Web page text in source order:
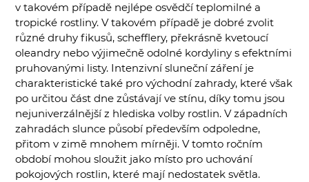
v takovém případě nejlépe osvědčí teplomilné a
tropické rostliny. V takovém případě je dobré zvolit
různé druhy fikusů, schefflery, překrásně kvetoucí
oleandry nebo výjimečně odolné kordyliny s efektními
pruhovanými listy. Intenzivní sluneční záření je
charakteristické také pro východní zahrady, které však
po určitou část dne zůstávají ve stínu, díky tomu jsou
nejuniverzálnější z hlediska volby rostlin. V západních
zahradách slunce působí především odpoledne,
přitom v zimě mnohem mírněji. V tomto ročním
období mohou sloužit jako místo pro uchování
pokojových rostlin, které mají nedostatek světla.